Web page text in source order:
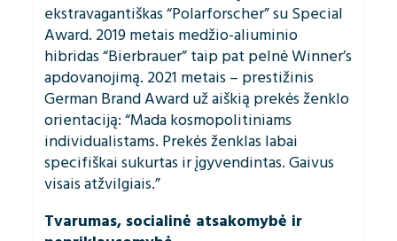
ekstravagantiškas “Polarforscher” su Special
Award. 2019 metais medžio-aliuminio
hibridas “Bierbrauer” taip pat pelnė Winner’s
apdovanojimą. 2021 metais – prestižinis
German Brand Award už aiškią prekės ženklo
orientaciją: “Mada kosmopolitiniams
individualistams. Prekės ženklas labai
specifiškai sukurtas ir įgyvendintas. Gaivus
visais atžvilgiais.”
Tvarumas, socialinė atsakomybė ir